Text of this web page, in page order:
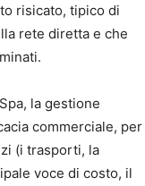
risicato, tipico di
rete diretta e che
la gestione
commerciale, per
(i trasporti, la
voce di costo, il